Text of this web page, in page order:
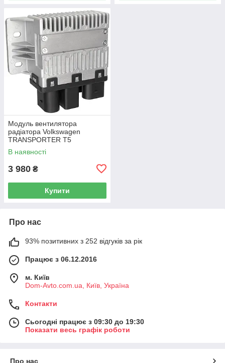
Модуль вентилятора
радіатора Volkswagen
TRANSPORTER T5
Фургон 03-15 7H0919506D
В наявності
3 980 ₴
Купити
Про нас
93% позитивних з 252 відгуків за рік
Працює з 06.12.2016
м. Київ
Dom-Avto.com.ua, Київ, Україна
Контакти
Сьогодні працює з 09:30 до 19:30
Показати весь графік роботи
Про нас